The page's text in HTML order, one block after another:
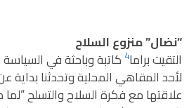
“نضال” منزوع السلاح
التقيت براما4 كاتبة وباحثة في
لأحد المقاهي المحلية وتحدثنا بداية
علاقتها مع فكرة السلاح والتسلح